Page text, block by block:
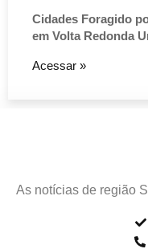
Cidades Foragido
em Volta Redonda
Acessar »
As notícias de região